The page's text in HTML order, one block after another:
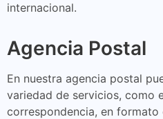
internacional.
Agencia Postal
En nuestra agencia postal
variedad de servicios, como
correspondencia, en